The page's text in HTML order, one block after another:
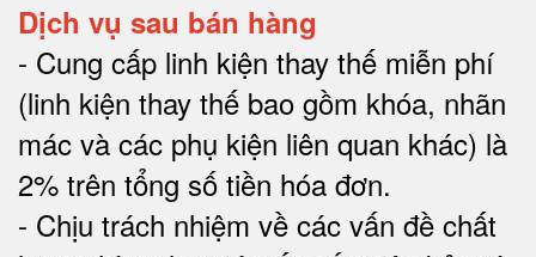
Dịch vụ sau bán hàng
- Cung cấp linh kiện thay thế miễn phí
(linh kiện thay thế bao gồm khóa, nhãn
mác và các phụ kiện liên quan khác) là
2% trên tổng số tiền hóa đơn.
- Chịu trách nhiệm về các vấn đề chất